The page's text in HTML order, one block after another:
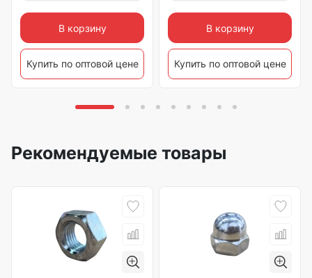
В корзину
Купить по оптовой цене
В корзину
Купить по оптовой цене
Рекомендуемые товары